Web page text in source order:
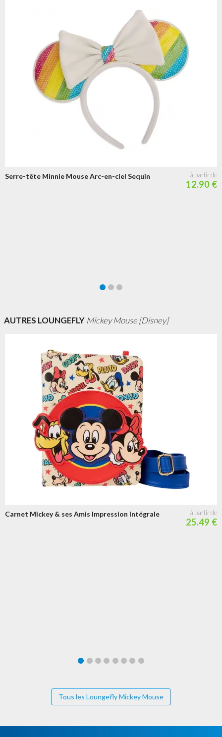
Serre-tête Minnie Mouse Arc-en-ciel Sequin
12.90 €
AUTRES LOUNGEFLY Mickey Mouse [Disney]
Carnet Mickey & ses Amis Impression Intégrale
25.49 €
Tous les Loungefly Mickey Mouse